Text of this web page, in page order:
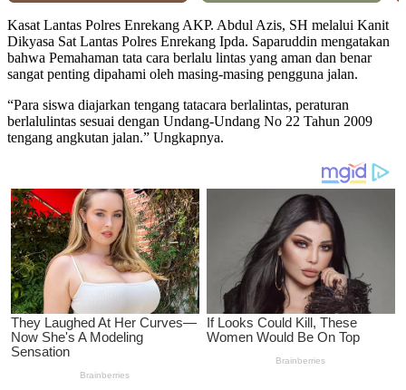
Kasat Lantas Polres Enrekang AKP. Abdul Azis, SH melalui Kanit
Dikyasa Sat Lantas Polres Enrekang Ipda. Saparuddin mengatakan
bahwa Pemahaman tata cara berlalu lintas yang aman dan benar
sangat penting dipahami oleh masing-masing pengguna jalan.
“Para siswa diajarkan tengang tatacara berlalintas, peraturan
berlalulintas sesuai dengan Undang-Undang No 22 Tahun 2009
tengang angkutan jalan.” Ungkapnya.